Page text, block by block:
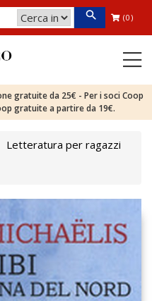
(0)
gratuite da 25€ - Per i soci Coop
gratuite a partire da 19€.
Letteratura per ragazzi